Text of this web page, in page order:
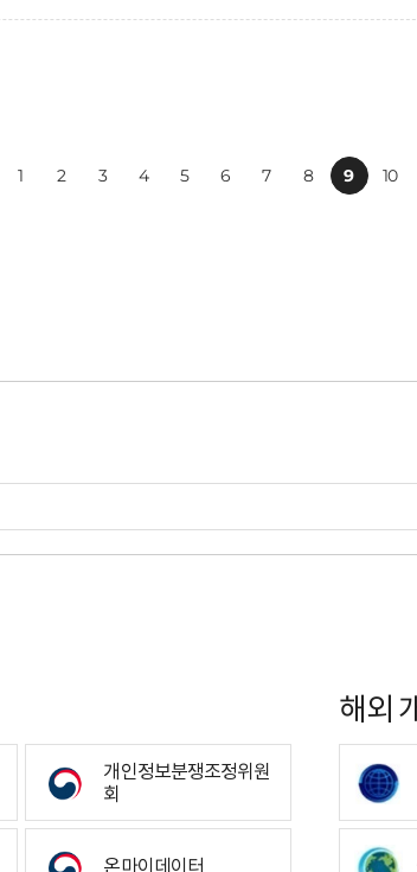
1 2 3 4 5 6 7 8 9 10
개인정보분쟁조정위원
회
온마이데이터
해외